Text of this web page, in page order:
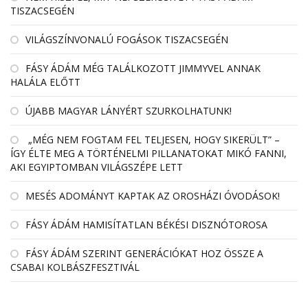
TISZACSEGÉN
VILÁGSZÍNVONALÚ FOGÁSOK TISZACSEGÉN
FÁSY ÁDÁM MÉG TALÁLKOZOTT JIMMYVEL ANNAK
HALÁLA ELŐTT
ÚJABB MAGYAR LÁNYÉRT SZURKOLHATUNK!
„MÉG NEM FOGTAM FEL TELJESEN, HOGY SIKERÜLT” –
ÍGY ÉLTE MEG A TÖRTÉNELMI PILLANATOKAT MIKÓ FANNI,
AKI EGYIPTOMBAN VILÁGSZÉPE LETT
MESÉS ADOMÁNYT KAPTAK AZ OROSHÁZI ÓVODÁSOK!
FÁSY ÁDÁM HAMISÍTATLAN BÉKÉSI DISZNÓTOROSA
FÁSY ÁDÁM SZERINT GENERÁCIÓKAT HOZ ÖSSZE A
CSABAI KOLBÁSZFESZTIVÁL